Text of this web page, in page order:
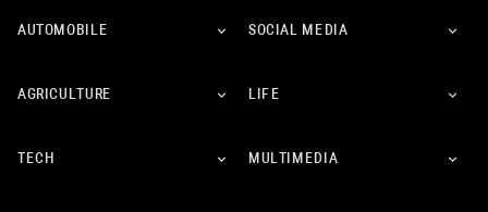
AUTOMOBILE SOCIAL MEDIA
AGRICULTURE LIFE
TECH MULTIMEDIA